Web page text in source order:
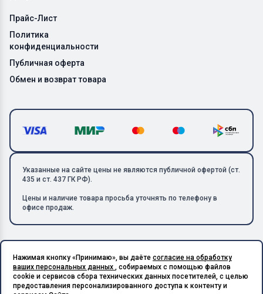
Прайс-Лист
Политика
конфиденциальности
Публичная оферта
Обмен и возврат товара
Указанные на сайте цены не являются публичной офертой (ст.
435 и ст. 437 ГК РФ).
Цены и наличие товара просьба уточнять по телефону в
офисе продаж.
Copyright © 2026 ООО «Металлолом-1». Все права защищены.
Разработано в X-Point.Studio
ИНН: 5003129594 | КПП: 500301001 | ОГРН: 1185027017240
Подпишитесь на Telegram,
получите скидку 20%
Нажимая кнопку «Принимаю», вы даёте согласие на обработку
ваших персональных данных , собираемых с помощью файлов
cookie и сервисов сбора технических данных посетителей, с целью
предоставления персонализированного доступа к контенту и